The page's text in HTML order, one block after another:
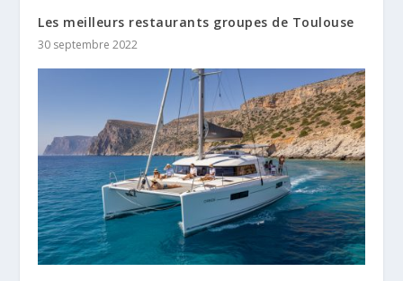
Les meilleurs restaurants groupes de Toulouse
30 septembre 2022